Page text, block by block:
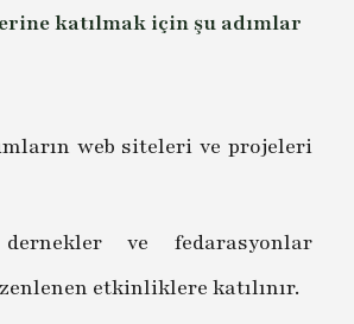
katılmak için şu adımlar
web siteleri ve projeleri
ve fedarasyonlar
etkinliklere katılınır.